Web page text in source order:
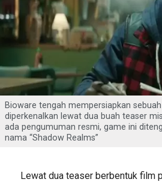
Bioware tengah mempersiapkan
diperkenalkan lewat dua buah teaser
ada pengumuman resmi, game ini
nama “Shadow Realms”
Lewat dua teaser berbentuk film